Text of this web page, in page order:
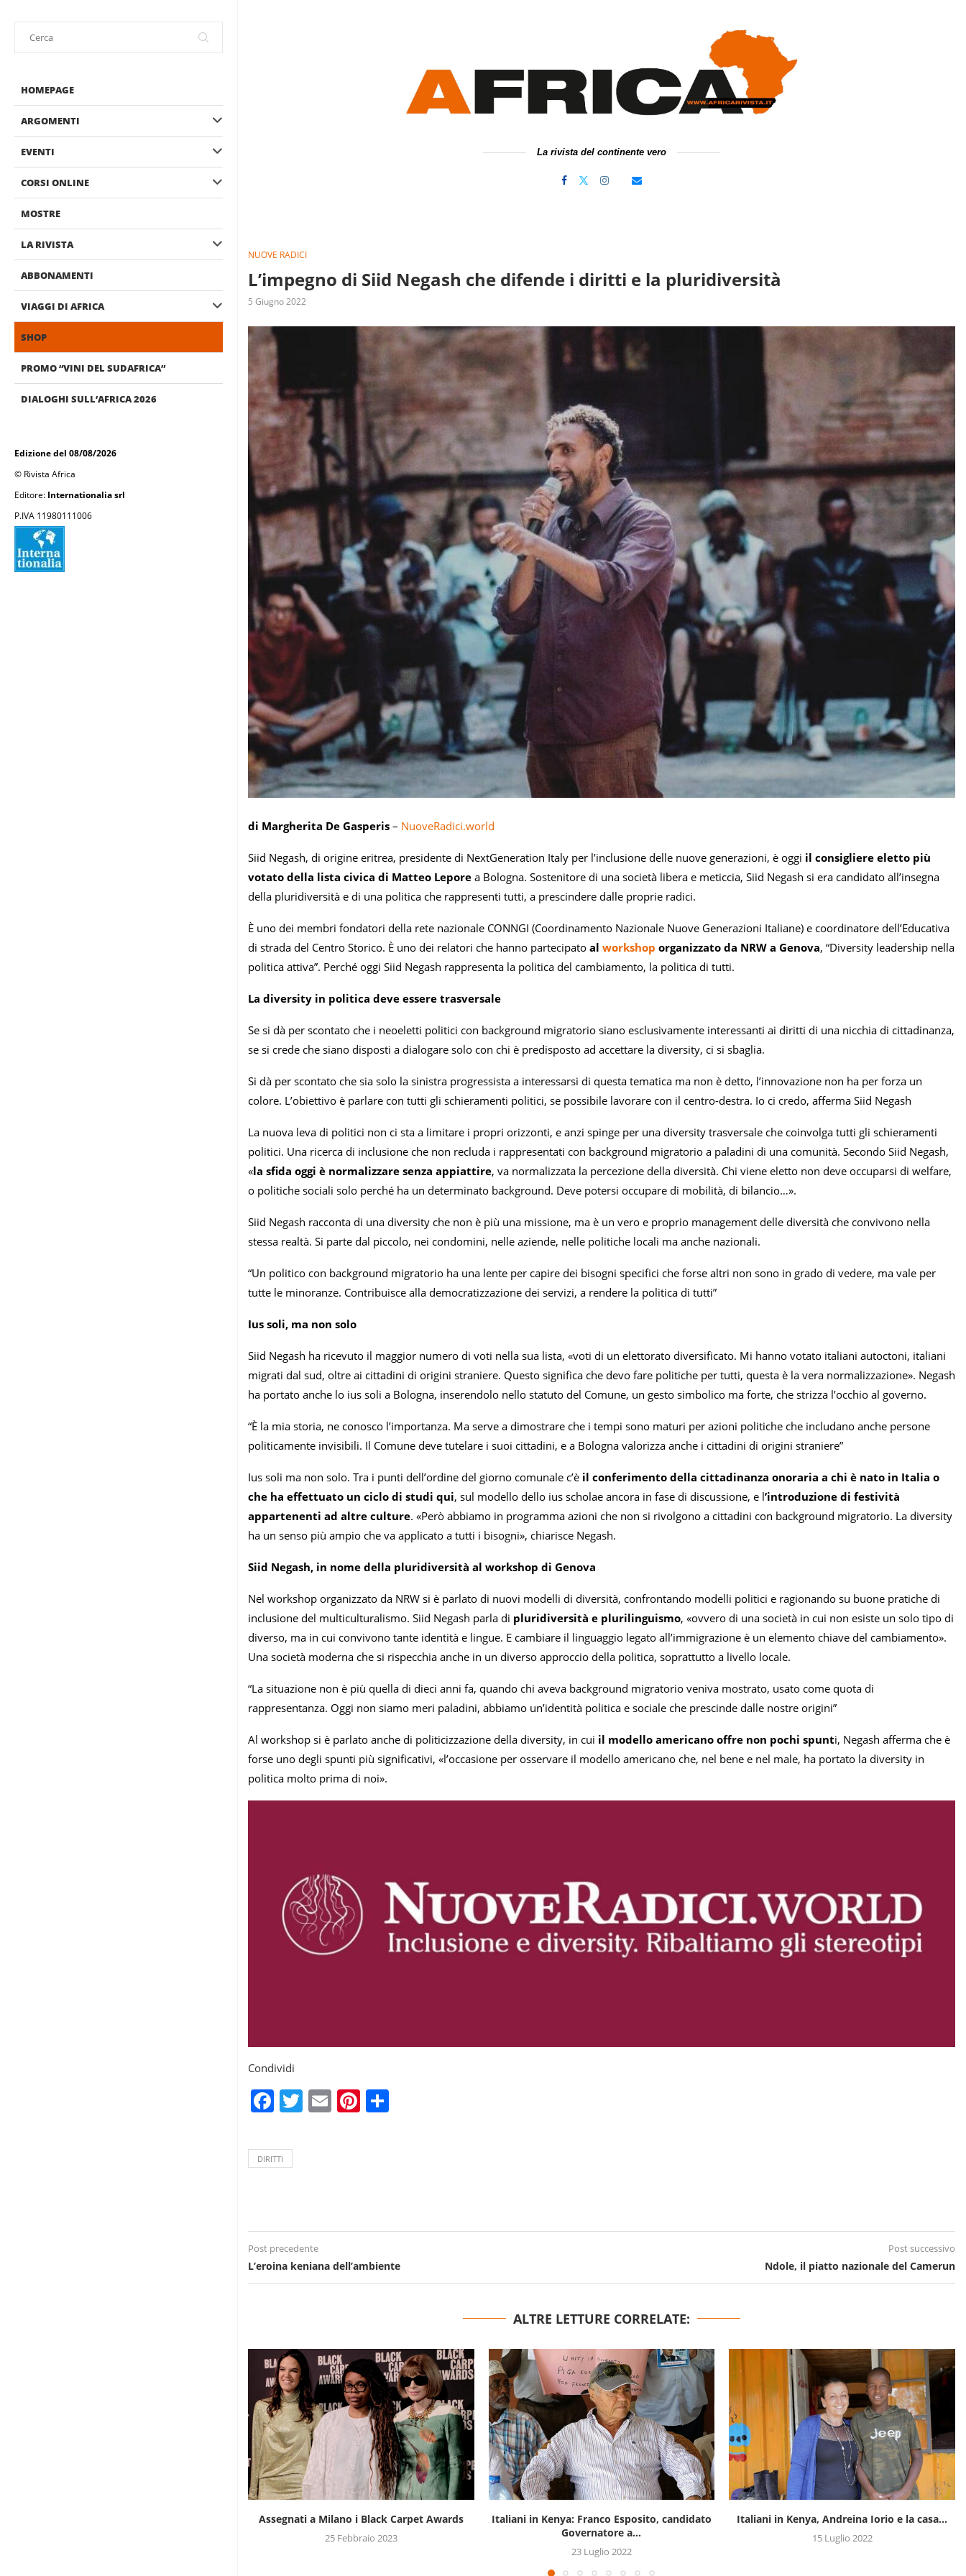
HOMEPAGE
ARGOMENTI
EVENTI
CORSI ONLINE
MOSTRE
LA RIVISTA
ABBONAMENTI
VIAGGI DI AFRICA
SHOP
PROMO “VINI DEL SUDAFRICA”
DIALOGHI SULL’AFRICA 2026
Edizione del 08/08/2026
© Rivista Africa
Editore: Internationalia srl
P.IVA 11980111006
La rivista del continente vero
NUOVE RADICI
L’impegno di Siid Negash che difende i diritti e la pluridiversità
5 Giugno 2022
di Margherita De Gasperis – NuoveRadici.world
Siid Negash, di origine eritrea, presidente di NextGeneration Italy per l’inclusione delle nuove generazioni, è oggi il consigliere eletto più
votato della lista civica di Matteo Lepore a Bologna. Sostenitore di una società libera e meticcia, Siid Negash si era candidato all’insegna
della pluridiversità e di una politica che rappresenti tutti, a prescindere dalle proprie radici.
È uno dei membri fondatori della rete nazionale CONNGI (Coordinamento Nazionale Nuove Generazioni Italiane) e coordinatore dell’Educativa
di strada del Centro Storico. È uno dei relatori che hanno partecipato al workshop organizzato da NRW a Genova, “Diversity leadership nella
politica attiva”. Perché oggi Siid Negash rappresenta la politica del cambiamento, la politica di tutti.
La diversity in politica deve essere trasversale
Se si dà per scontato che i neoeletti politici con background migratorio siano esclusivamente interessanti ai diritti di una nicchia di cittadinanza,
se si crede che siano disposti a dialogare solo con chi è predisposto ad accettare la diversity, ci si sbaglia.
Si dà per scontato che sia solo la sinistra progressista a interessarsi di questa tematica ma non è detto, l’innovazione non ha per forza un
colore. L’obiettivo è parlare con tutti gli schieramenti politici, se possibile lavorare con il centro-destra. Io ci credo, afferma Siid Negash
La nuova leva di politici non ci sta a limitare i propri orizzonti, e anzi spinge per una diversity trasversale che coinvolga tutti gli schieramenti
politici. Una ricerca di inclusione che non recluda i rappresentati con background migratorio a paladini di una comunità. Secondo Siid Negash,
«la sfida oggi è normalizzare senza appiattire, va normalizzata la percezione della diversità. Chi viene eletto non deve occuparsi di welfare,
o politiche sociali solo perché ha un determinato background. Deve potersi occupare di mobilità, di bilancio…».
Siid Negash racconta di una diversity che non è più una missione, ma è un vero e proprio management delle diversità che convivono nella
stessa realtà. Si parte dal piccolo, nei condomini, nelle aziende, nelle politiche locali ma anche nazionali.
“Un politico con background migratorio ha una lente per capire dei bisogni specifici che forse altri non sono in grado di vedere, ma vale per
tutte le minoranze. Contribuisce alla democratizzazione dei servizi, a rendere la politica di tutti”
Ius soli, ma non solo
Siid Negash ha ricevuto il maggior numero di voti nella sua lista, «voti di un elettorato diversificato. Mi hanno votato italiani autoctoni, italiani
migrati dal sud, oltre ai cittadini di origini straniere. Questo significa che devo fare politiche per tutti, questa è la vera normalizzazione». Negash
ha portato anche lo ius soli a Bologna, inserendolo nello statuto del Comune, un gesto simbolico ma forte, che strizza l’occhio al governo.
“È la mia storia, ne conosco l’importanza. Ma serve a dimostrare che i tempi sono maturi per azioni politiche che includano anche persone
politicamente invisibili. Il Comune deve tutelare i suoi cittadini, e a Bologna valorizza anche i cittadini di origini straniere”
Ius soli ma non solo. Tra i punti dell’ordine del giorno comunale c’è il conferimento della cittadinanza onoraria a chi è nato in Italia o
che ha effettuato un ciclo di studi qui, sul modello dello ius scholae ancora in fase di discussione, e l’introduzione di festività
appartenenti ad altre culture. «Però abbiamo in programma azioni che non si rivolgono a cittadini con background migratorio. La diversity
ha un senso più ampio che va applicato a tutti i bisogni», chiarisce Negash.
Siid Negash, in nome della pluridiversità al workshop di Genova
Nel workshop organizzato da NRW si è parlato di nuovi modelli di diversità, confrontando modelli politici e ragionando su buone pratiche di
inclusione del multiculturalismo. Siid Negash parla di pluridiversità e plurilinguismo, «ovvero di una società in cui non esiste un solo tipo di
diverso, ma in cui convivono tante identità e lingue. E cambiare il linguaggio legato all’immigrazione è un elemento chiave del cambiamento».
Una società moderna che si rispecchia anche in un diverso approccio della politica, soprattutto a livello locale.
“La situazione non è più quella di dieci anni fa, quando chi aveva background migratorio veniva mostrato, usato come quota di
rappresentanza. Oggi non siamo meri paladini, abbiamo un’identità politica e sociale che prescinde dalle nostre origini”
Al workshop si è parlato anche di politicizzazione della diversity, in cui il modello americano offre non pochi spunti, Negash afferma che è
forse uno degli spunti più significativi, «l’occasione per osservare il modello americano che, nel bene e nel male, ha portato la diversity in
politica molto prima di noi».
Condividi
Facebook
Twitter
EmailPinterest
DIRITTI
Post precedente
L’eroina keniana dell’ambiente
Post successivo
Ndole, il piatto nazionale del Camerun
ALTRE LETTURE CORRELATE:
Italiani in Kenya: Franco Esposito, candidato
Governatore a...
Italiani in Kenya, Andreina Iorio e la casa...
15 Luglio 2022
Il progetto che digitalizza il settore non
profit